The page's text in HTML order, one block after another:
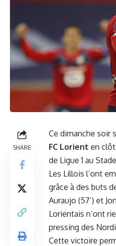
SHARE
Ce dimanche soir
FC Lorient en
de Ligue 1 au
Les Lillois l’ont
grâce à des buts
Auraujo (57’) et
Lorientais n’ont
pressing des
Cette victoire